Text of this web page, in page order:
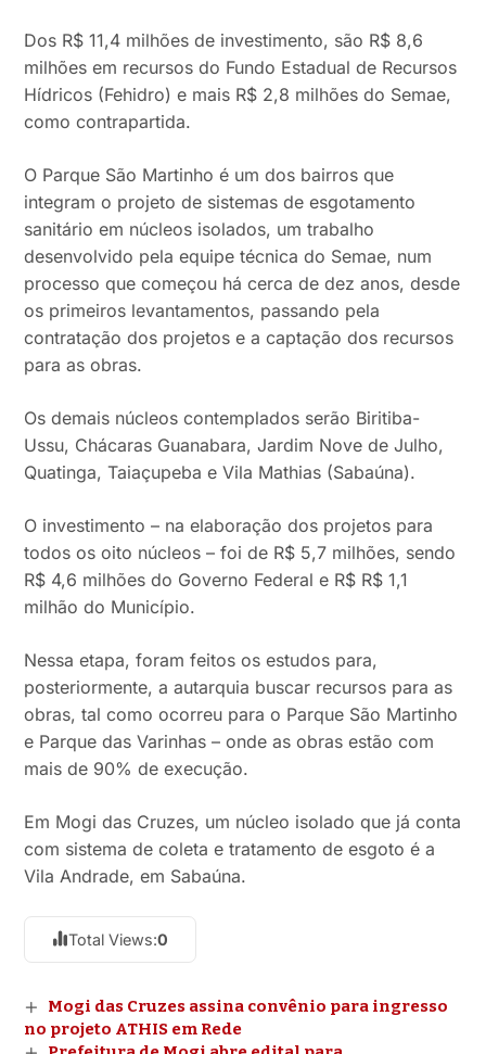
Dos R$ 11,4 milhões de investimento, são R$ 8,6
milhões em recursos do Fundo Estadual de Recursos
Hídricos (Fehidro) e mais R$ 2,8 milhões do Semae,
como contrapartida.
O Parque São Martinho é um dos bairros que
integram o projeto de sistemas de esgotamento
sanitário em núcleos isolados, um trabalho
desenvolvido pela equipe técnica do Semae, num
processo que começou há cerca de dez anos, desde
os primeiros levantamentos, passando pela
contratação dos projetos e a captação dos recursos
para as obras.
Os demais núcleos contemplados serão Biritiba-
Ussu, Chácaras Guanabara, Jardim Nove de Julho,
Quatinga, Taiaçupeba e Vila Mathias (Sabaúna).
O investimento – na elaboração dos projetos para
todos os oito núcleos – foi de R$ 5,7 milhões, sendo
R$ 4,6 milhões do Governo Federal e R$ R$ 1,1
milhão do Município.
Nessa etapa, foram feitos os estudos para,
posteriormente, a autarquia buscar recursos para as
obras, tal como ocorreu para o Parque São Martinho
e Parque das Varinhas – onde as obras estão com
mais de 90% de execução.
Em Mogi das Cruzes, um núcleo isolado que já conta
com sistema de coleta e tratamento de esgoto é a
Vila Andrade, em Sabaúna.
Total Views:0
Mogi das Cruzes assina convênio para ingresso
no projeto ATHIS em Rede